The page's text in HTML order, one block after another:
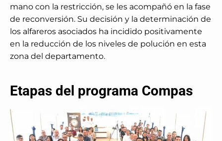
mano con la restricción, se les acompañó en la fase
de reconversión. Su decisión y la determinación de
los alfareros asociados ha incidido positivamente
en la reducción de los niveles de polución en esta
zona del departamento.
Etapas del programa Compas